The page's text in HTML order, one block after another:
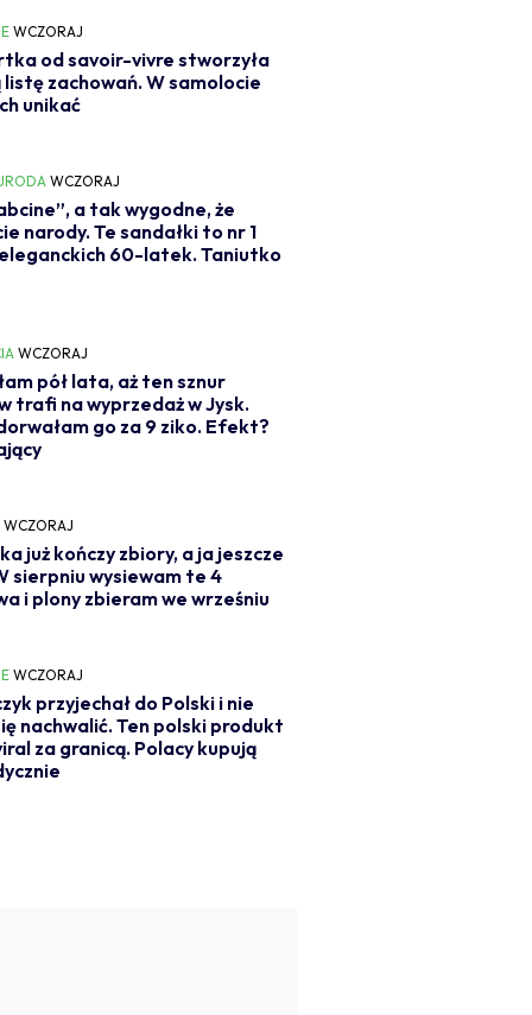
WCZORAJ
od savoir-vivre stworzyła
listę zachowań. W samolocie
unikać
WCZORAJ
a tak wygodne, że
narody. Te sandałki to nr 1
60-latek. Taniutko
WCZORAJ
pół lata, aż ten sznur
trafi na wyprzedaż w Jysk.
go za 9 ziko. Efekt?
WCZORAJ
już kończy zbiory, a ja jeszcze
sierpniu wysiewam te 4
i plony zbieram we wrześniu
WCZORAJ
przyjechał do Polski i nie
nachwalić. Ten polski produkt
za granicą. Polacy kupują